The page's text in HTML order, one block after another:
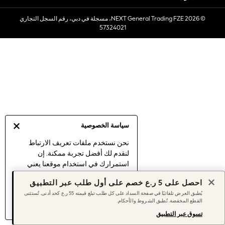
سياسة الخصوصية
نحن نستخدم ملفات تعريف الارتباط
لنقدم لك أفضل تجربة ممكنة. إن
استمرارك في استخدام موقعنا يعني
الارتباط.
اكتشف المزيد عن إدارة إعدادات ملفات
تعريف الارتباط (الكوكيز).
Sets & Outfits
Linen Collection
Women's Holiday Shop
Women's Travel Styles
Linen Collection
Tops & T-Shirts
Cover Ups & Kaftans
Sandals
Swimwear
© 2026 NEXT General Trading FZE، مسجلة في دبي، رقم السجل التجاري
57324021
احصل على 5 ر.ع خصم على أول طلب عبر التطبيق
يُطبق العرض تلقائيًا في صفحة السداد على كل طلب تبلغ قيمته 55 ر.ع كحد أدنى. تُستثنى
القطع المخفضة. تُطبق الشروط والأحكام.
تسوق عبر التطبيق